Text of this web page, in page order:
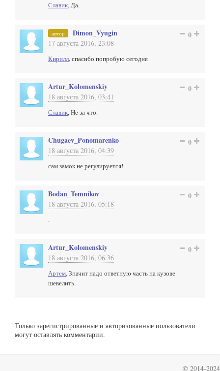
Славик, Да.
автор Dimon_Vyugin
17 августа 2016, 23:08
0
Кирилл, спасибо попробую сегодня
Artur_Kolomenskiy
18 августа 2016, 03:41
0
Славик, Не за что.
Chugaev_Ponomarenko
18 августа 2016, 04:39
0
сам замок не регулируется!
Bodan_Temnikov
18 августа 2016, 05:18
0
.
Artur_Kolomenskiy
18 августа 2016, 06:36
0
Артем, Значит надо ответную часть на кузове
шевелить.
Только зарегистрированные и авторизованные пользователи
могут оставлять комментарии.
© 2014-2024